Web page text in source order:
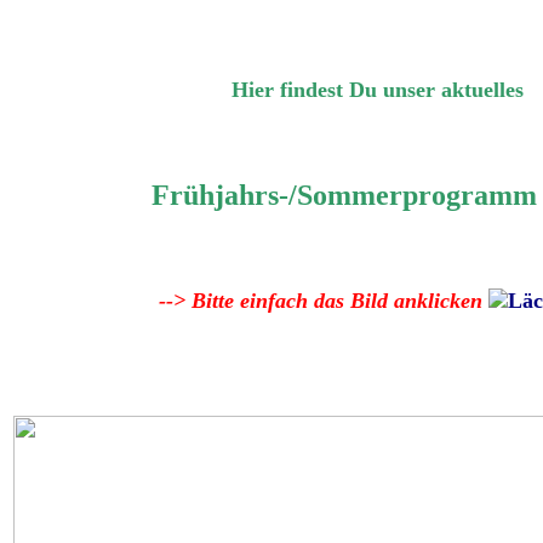
Hier findest Du unser aktuelles
Frühjahrs-/Sommerprogramm
--> Bitte einfach das Bild anklicken